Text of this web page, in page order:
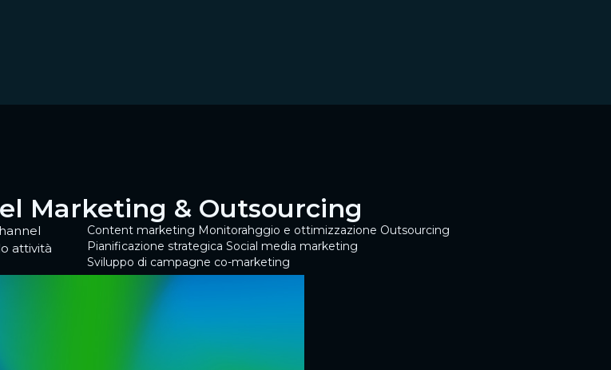
Marketing & Outsourcing
attività
Content marketing Monitorahggio e ottimizzazione Outsourcing
Pianificazione strategica Social media marketing
Sviluppo di campagne co-marketing